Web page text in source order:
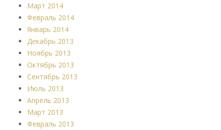
Март 2014
Февраль 2014
Январь 2014
Декабрь 2013
Ноябрь 2013
Октябрь 2013
Сентябрь 2013
Июль 2013
Апрель 2013
Март 2013
Февраль 2013